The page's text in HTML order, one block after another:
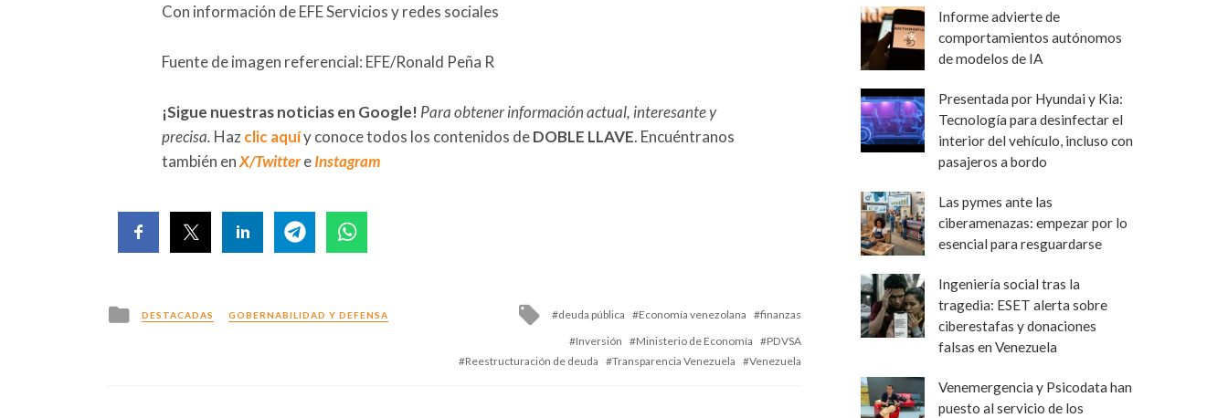
Con información de EFE Servicios y redes sociales
Fuente de imagen referencial: EFE/Ronald Peña R
¡Sigue nuestras noticias en Google! Para obtener información actual, interesante y
precisa. Hazclic aquíy conoce todos los contenidos deDOBLE LLAVE. Encuéntranos
también enX/TwittereInstagram
Posted
in
DESTACADAS GOBERNABILIDAD Y DEFENSA
Tagged
deuda pública Economía venezolana
finanzas
Inversión
Ministerio de Economía
PDVSA
Reestructuración de deuda
Transparencia Venezuela Venezuela
Informe advierte de
comportamientos autónomos
de modelos de IA
Presentada por Hyundai y Kia:
Tecnología para desinfectar el
interior del vehículo, incluso con
pasajeros a bordo
Las pymes ante las
ciberamenazas: empezar por lo
esencial para resguardarse
Ingeniería social tras la
tragedia: ESET alerta sobre
ciberestafas y donaciones
falsas en Venezuela
Venemergencia y Psicodata han
puesto al servicio de los